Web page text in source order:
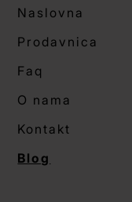
Naslovna
Prodavnica
Faq
O nama
Kontakt
Blog